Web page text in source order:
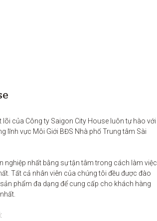
của Công ty Saigon City House luôn tự hào với
lĩnh vực Môi Giới BĐS Nhà phố Trung tâm Sài
nghiệp nhất bằng sự tận tâm trong cách làm việc
Tất cả nhân viên của chúng tôi đều được đào
phẩm đa dạng để cung cấp cho khách hàng